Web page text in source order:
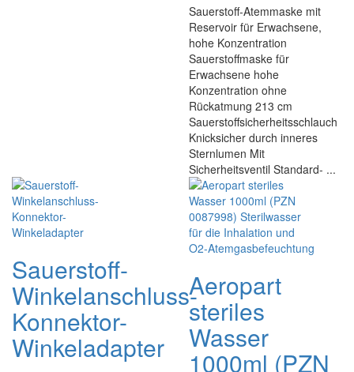
Sauerstoff-Atemmaske mit
Reservoir für Erwachsene,
hohe Konzentration
Sauerstoffmaske für
Erwachsene hohe
Konzentration ohne
Rückatmung 213 cm
Sauerstoffsicherheitsschlauch
Knicksicher durch inneres
Sternlumen Mit
Sicherheitsventil Standard- ...
Sauerstoff-
Winkelanschluss-
Konnektor-
Winkeladapter
Aeropart
steriles
Wasser
1000ml (PZN